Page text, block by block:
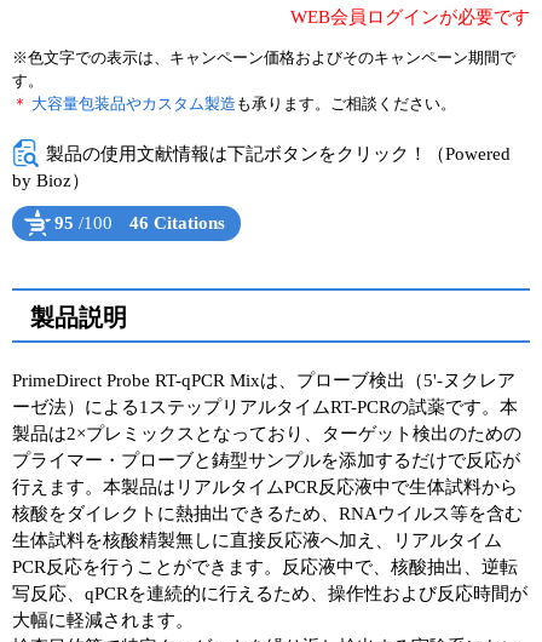
※色文字での表示は、キャンペーン価格およびそのキャンペーン期間で
す。
＊ 大容量包装品やカスタム製造 も承ります。ご相談ください。
WEB会員ログインが必要です
製品の使用文献情報は下記ボタンをクリック！（Powered
by Bioz）
95 /100 46 Citations
製品説明
PrimeDirect Probe RT-qPCR Mixは、プローブ検出（5'-ヌクレア
ーゼ法）による1ステップリアルタイムRT-PCRの試薬です。本
製品は2×プレミックスとなっており、ターゲット検出のための
プライマー・プローブと鋳型サンプルを添加するだけで反応が
行えます。本製品はリアルタイムPCR反応液中で生体試料から
核酸をダイレクトに熱抽出できるため、RNAウイルス等を含む
生体試料を核酸精製無しに直接反応液へ加え、リアルタイム
PCR反応を行うことができます。反応液中で、核酸抽出、逆転
写反応、qPCRを連続的に行えるため、操作性および反応時間が
大幅に軽減されます。